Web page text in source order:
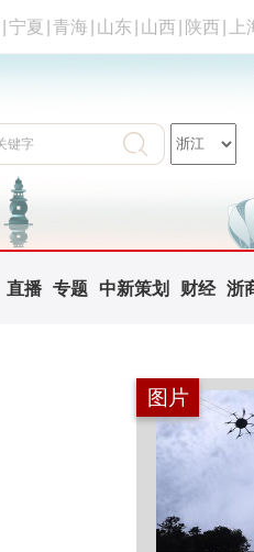
宁夏 青海 山东 山西 陕西 上
直播 专题 中新策划 财经 浙
图片